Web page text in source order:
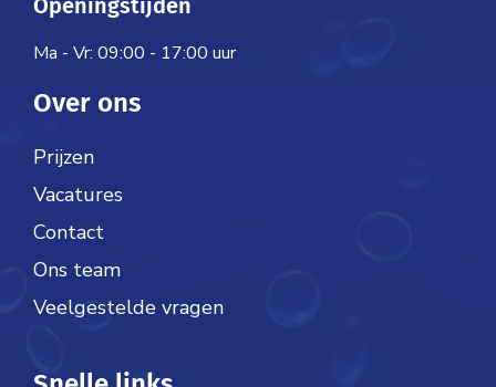
Openingstijden
Ma - Vr: 09:00 - 17:00 uur
Over ons
Prijzen
Vacatures
Contact
Ons team
Veelgestelde vragen